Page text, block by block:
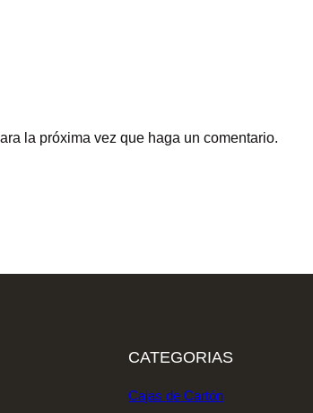
la próxima vez que haga un comentario.
CATEGORIAS
Cajas de Cartón